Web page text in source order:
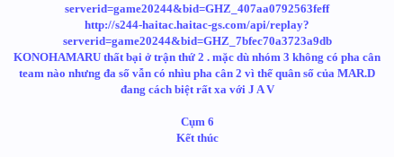
serverid=game20244&bid=GHZ_407aa0792563feff
http://s244-haitac.haitac-gs.com/api/replay?
serverid=game20244&bid=GHZ_7bfec70a3723a9db
KONOHAMARU thất bại ở trận thứ 2 . mặc dù nhóm 3 không có pha cân
team nào nhưng đa số vẫn có nhìu pha cân 2 vì thế quân số của MAR.D
đang cách biệt rất xa với J A V
Cụm 6
Kết thúc